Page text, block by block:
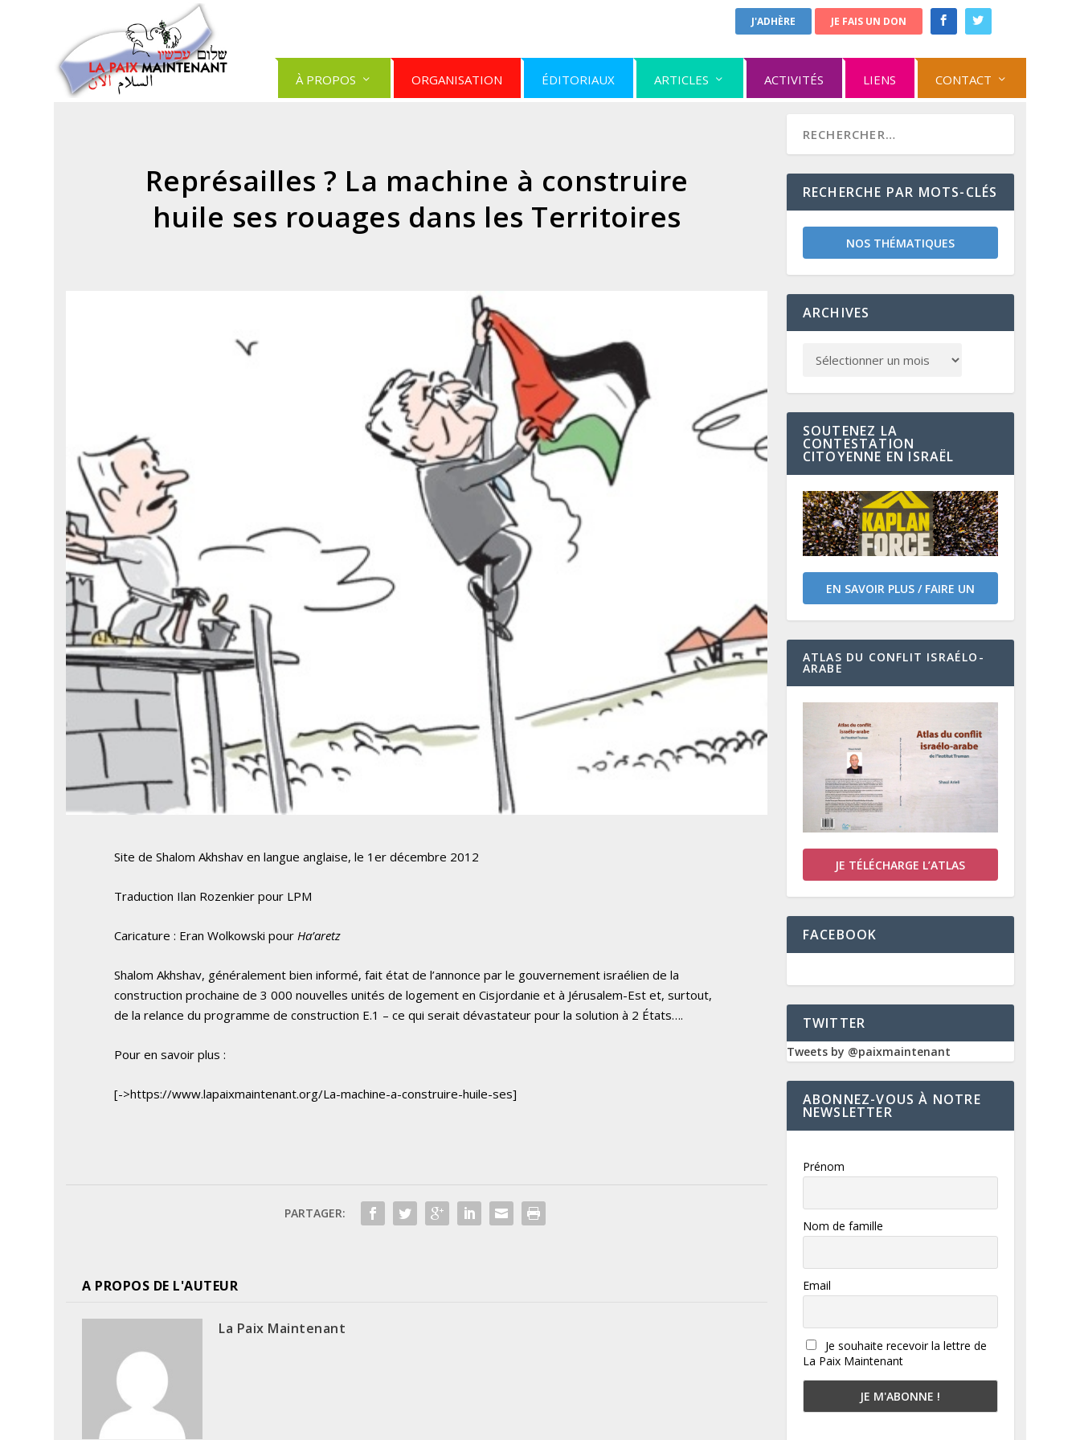
J'ADHÈRE JE FAIS UN DON
À PROPOS ORGANISATION ÉDITORIAUX ARTICLES ACTIVITÉS LIENS CONTACT
Représailles ? La machine à construire
huile ses rouages dans les Territoires
Site de Shalom Akhshav en langue anglaise, le 1er décembre 2012
Traduction Ilan Rozenkier pour LPM
Caricature : Eran Wolkowski pourHa’aretz
Shalom Akhshav, généralement bien informé, fait état de l’annonce par le gouvernement israélien de la
construction prochaine de 3 000 nouvelles unités de logement en Cisjordanie et à Jérusalem-Est et, surtout,
de la relance du programme de construction E.1 – ce qui serait dévastateur pour la solution à 2 États….
Pour en savoir plus :
[->https://www.lapaixmaintenant.org/La-machine-a-construire-huile-ses]
PARTAGER:
A PROPOS DE L'AUTEUR
La Paix Maintenant
RECHERCHE PAR MOTS-CLÉS
NOS THÉMATIQUES
ARCHIVES
SOUTENEZ LA
CONTESTATION
CITOYENNE EN ISRAËL
EN SAVOIR PLUS / FAIRE UN
DON
ATLAS DU CONFLIT ISRAÉLO-
ARABE
JE TÉLÉCHARGE L’ATLAS
FACEBOOK
TWITTER
Tweets by @paixmaintenant
ABONNEZ-VOUS À NOTRE
NEWSLETTER
Prénom
Nom de famille
Email
Je souhaite recevoir la lettre de
La Paix Maintenant